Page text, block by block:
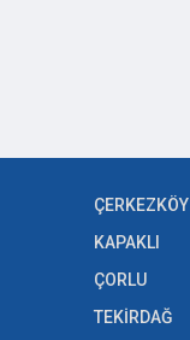
ÇERKEZKÖY
KAPAKLI
ÇORLU
TEKİRDAĞ